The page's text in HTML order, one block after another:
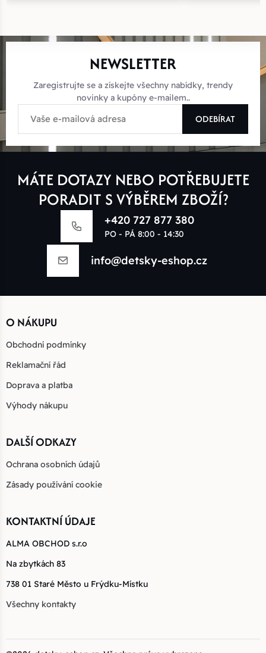
NEWSLETTER
Zaregistrujte se a získejte všechny nabídky, trendy
novinky a kupóny e-mailem..
ODEBÍRAT
MÁTE DOTAZY NEBO POTŘEBUJETE
PORADIT S VÝBĚREM ZBOŽÍ?
+420 727 877 380
PO - PÁ 8:00 - 14:30
info@detsky-eshop.cz
O NÁKUPU
Obchodní podmínky
Reklamační řád
Doprava a platba
Výhody nákupu
DALŠÍ ODKAZY
Ochrana osobních údajů
Zásady používání cookie
KONTAKTNÍ ÚDAJE
ALMA OBCHOD s.r.o
Na zbytkách 83
738 01 Staré Město u Frýdku-Místku
Všechny kontakty